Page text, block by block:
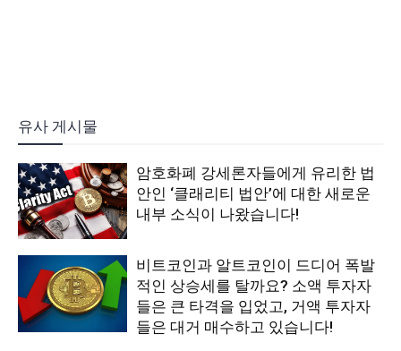
유사 게시물
암호화폐 강세론자들에게 유리한 법
안인 ‘클래리티 법안’에 대한 새로운
내부 소식이 나왔습니다!
비트코인과 알트코인이 드디어 폭발
적인 상승세를 탈까요? 소액 투자자
들은 큰 타격을 입었고, 거액 투자자
들은 대거 매수하고 있습니다!